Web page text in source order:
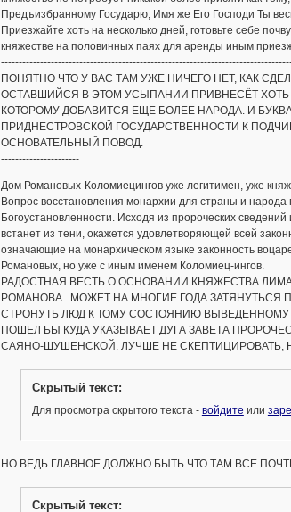
Предъизбранному Государю, Имя же Его Господи Ты
Приезжайте хоть на несколько дней, готовьте себе
княжестве на половинных паях для аренды иным
ПОНЯТНО ЧТО У ВАС ТАМ УЖЕ НИЧЕГО НЕТ, КАК
ОСТАВШИЙСЯ В ЭТОМ УСЫПАНИИ ПРИВНЕСЁТ ХОТЬ
КОТОРОМУ ДОБАВИТСЯ ЕЩЕ БОЛЕЕ НАРОДА. И
ПРИДНЕСТРОВСКОЙ ГОСУДАРСТВЕННОСТИ К
ОСНОВАТЕЛЬНЫЙ ПОВОД.
----------------------
Дом Романовых-Коломиецингов уже легитимен, уже
Вопрос восстановления монархии для страны и
Богоустановленности. Исходя из пророческих
встанет из тени, окажется удовлетворяющей всей
означающие на монархическом языке законность
Романовых, но уже с иным именем Коломиец-ингов.
РАДОСТНАЯ ВЕСТЬ О ОСНОВАНИИ КНЯЖЕСТВА
РОМАНОВА...МОЖЕТ НА МНОГИЕ ГОДА
СТРОНУТЬ ЛЮД К ТОМУ СОСТОЯНИЮ
ПОШЕЛ БЫ КУДА УКАЗЫВАЕТ ДУГА ЗАВЕТА
САЯНО-ШУШЕНСКОЙ. ЛУЧШЕ НЕ СКЕПТИЦИРОВАТЬ,
Скрытый текст:
Для просмотра скрытого текста - войдите или
НО ВЕДЬ ГЛАВНОЕ ДОЛЖНО БЫТЬ ЧТО ТАМ ВСЕ
Скрытый текст: